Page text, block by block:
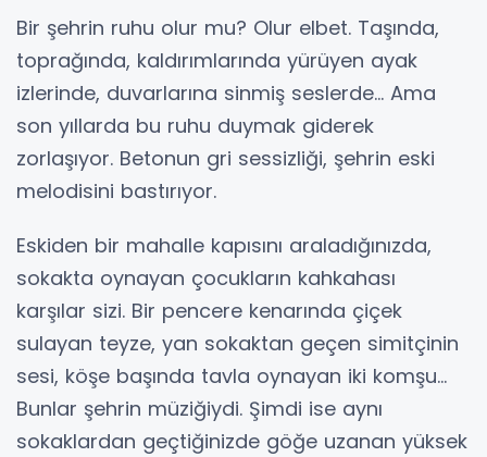
Bir şehrin ruhu olur mu? Olur elbet. Taşında,
toprağında, kaldırımlarında yürüyen ayak
izlerinde, duvarlarına sinmiş seslerde… Ama
son yıllarda bu ruhu duymak giderek
zorlaşıyor. Betonun gri sessizliği, şehrin eski
melodisini bastırıyor.
Eskiden bir mahalle kapısını araladığınızda,
sokakta oynayan çocukların kahkahası
karşılar sizi. Bir pencere kenarında çiçek
sulayan teyze, yan sokaktan geçen simitçinin
sesi, köşe başında tavla oynayan iki komşu…
Bunlar şehrin müziğiydi. Şimdi ise aynı
sokaklardan geçtiğinizde göğe uzanan yüksek